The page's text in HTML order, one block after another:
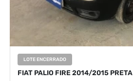
LOTE ENCERRADO
FIAT PALIO FIRE 2014/2015 PRETA